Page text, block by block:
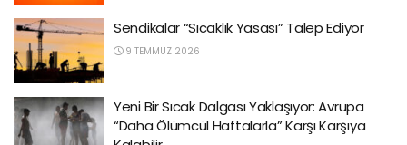
Sendikalar “Sıcaklık Yasası” Talep Ediyor
9 TEMMUZ 2026
Yeni Bir Sıcak Dalgası Yaklaşıyor: Avrupa
“Daha Ölümcül Haftalarla” Karşı Karşıya